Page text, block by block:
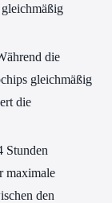
die
gleichmäßig
die
Stunden
maximale
den